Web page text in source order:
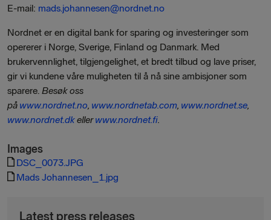
E-mail: mads.johannesen@nordnet.no
Nordnet er en digital bank for sparing og investeringer som
opererer i Norge, Sverige, Finland og Danmark. Med
brukervennlighet, tilgjengelighet, et bredt tilbud og lave priser,
gir vi kundene våre muligheten til å nå sine ambisjoner som
sparere. Besøk oss
på www.nordnet.no, www.nordnetab.com, www.nordnet.se,
www.nordnet.dkellerwww.nordnet.fi.
Images
DSC_0073.JPG
Mads Johannesen_1.jpg
Latest press releases